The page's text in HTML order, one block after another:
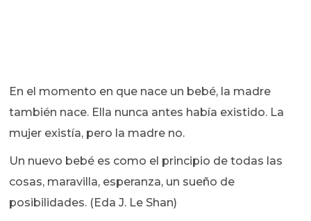
En el momento en que nace un bebé, la madre
también nace. Ella nunca antes había existido. La
mujer existía, pero la madre no.
Un nuevo bebé es como el principio de todas las
cosas, maravilla, esperanza, un sueño de
posibilidades. (Eda J. Le Shan)